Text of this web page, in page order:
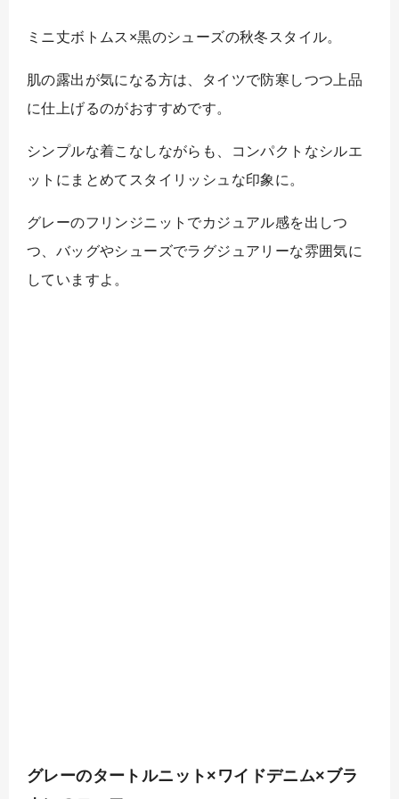
ミニ丈ボトムス×黒のシューズの秋冬スタイル。
肌の露出が気になる方は、タイツで防寒しつつ上品
に仕上げるのがおすすめです。
シンプルな着こなしながらも、コンパクトなシルエ
ットにまとめてスタイリッシュな印象に。
グレーのフリンジニットでカジュアル感を出しつ
つ、バッグやシューズでラグジュアリーな雰囲気に
していますよ。
グレーのタートルニット×ワイドデニム×ブラ